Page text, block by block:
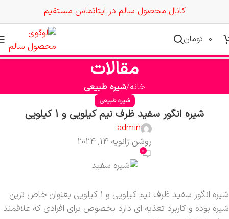
کانال محصول سالم در ایتاتماس مستقیم
0 تومان
مقالات
خانه شیره طبیعی
شیره طبیعی
شیره انگور سفید ظرف نیم کیلویی و 1 کیلویی
admin
روشن ژانویه 14, 2024
0
شیره انگور سفید ظرف نیم کیلویی و 1 کیلویی بعنوان خاص ترین
شیره بوده و کاربرد تغذیه ای دارد بخصوص برای افرادی که علاقمند